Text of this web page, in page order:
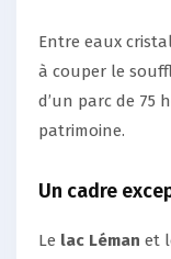
Entre eaux
à couper le
d’un parc de 75
patrimoine.
Un cadre
Le lac Léman et